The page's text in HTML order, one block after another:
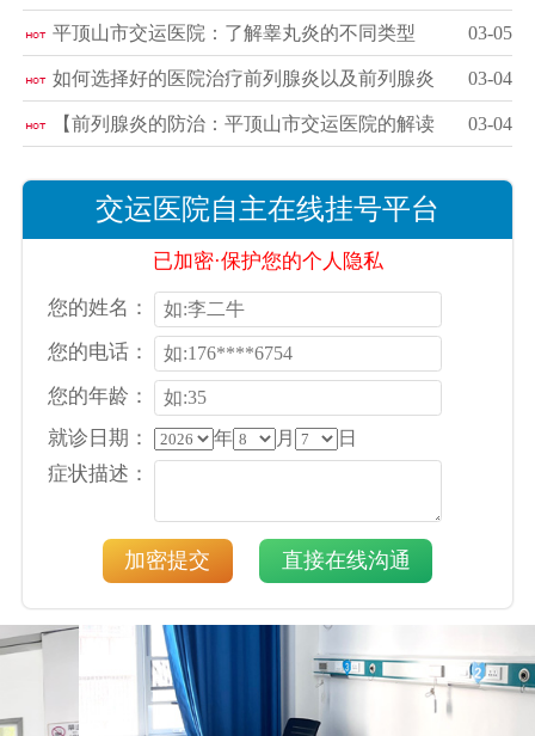
平顶山市交运医院：了解睾丸炎的不同类型 03-05
如何选择好的医院治疗前列腺炎以及前列腺炎 03-04
【前列腺炎的防治：平顶山市交运医院的解读 03-04
交运医院自主在线挂号平台
已加密·保护您的个人隐私
您的姓名：
您的电话：
您的年龄：
就诊日期：
年 月 日
症状描述：
加密提交 直接在线沟通